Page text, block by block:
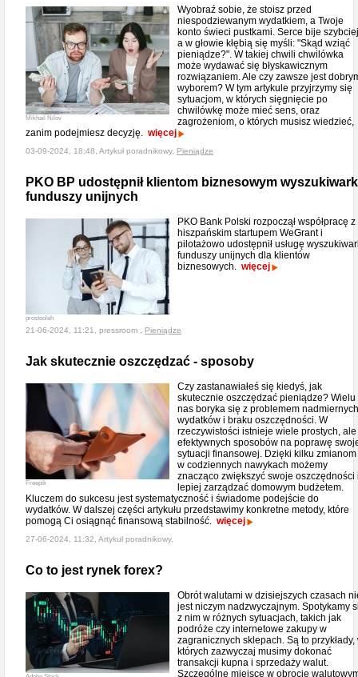
Mikhail Nilov
Wyobraź sobie, że stoisz przed
niespodziewanym wydatkiem, a Twoje
konto świeci pustkami. Serce bije
a w głowie kłębią się myśli: "Skąd wziąć
pieniądze?". W takiej chwili chwilówka
może wydawać się błyskawicznym
rozwiązaniem. Ale czy zawsze jest
wyborem? W tym artykule przyjrzymy się
sytuacjom, w których sięgnięcie po
chwilówkę może mieć sens, oraz
zagrożeniom, o których musisz wiedzieć,
zanim podejmiesz decyzję. więcej
03-09-2024, 18:48, Artykuł poradnikowy, Pieniądze
PKO BP udostępnił klientom biznesowym
funduszy unijnych
prostooleh
PKO Bank Polski rozpoczął współpracę z
hiszpańskim startupem WeGrant i
pilotażowo udostępnił usługę
funduszy unijnych dla klientów
biznesowych. więcej
21-06-2024, 11:21, pressroom , Pieniądze
Jak skutecznie oszczędzać - sposoby
Freepik
Czy zastanawiałeś się kiedyś, jak
skutecznie oszczędzać pieniądze? Wielu
nas boryka się z problemem nadmiernych
wydatków i braku oszczędności. W
rzeczywistości istnieje wiele prostych, ale
efektywnych sposobów na poprawę
sytuacji finansowej. Dzięki kilku zmianom
w codziennych nawykach możemy
znacząco zwiększyć swoje oszczędności
lepiej zarządzać domowym budżetem.
Kluczem do sukcesu jest systematyczność i świadome podejście do
wydatków. W dalszej części artykułu przedstawimy konkretne metody, które
pomogą Ci osiągnąć finansową stabilność. więcej
27-06-2024, 11:32, Artykuł poradnikowy,
Co to jest rynek forex?
Obrót walutami w dzisiejszych czasach
jest niczym nadzwyczajnym. Spotykamy
z nim w różnych sytuacjach, takich jak
podróże czy internetowe zakupy w
zagranicznych sklepach. Są to przykłady,
których zazwyczaj musimy dokonać
transakcji kupna i sprzedaży walut.
Szczególne miejsce w obrocie